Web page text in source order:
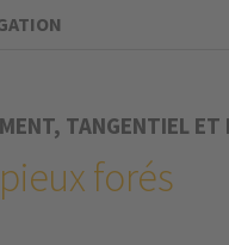
TANGENTIEL ET
forés